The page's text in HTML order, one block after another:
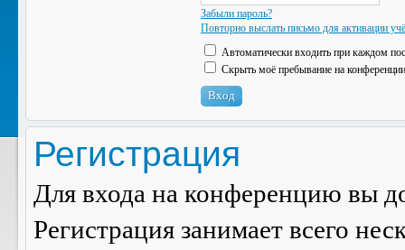
Забыли пароль?
Повторно выслать письмо для активации
Автоматически входить при каждом
Скрыть моё пребывание на
Регистрация
Для входа на конференцию вы
Регистрация занимает всего